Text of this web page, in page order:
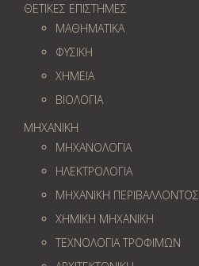
ΘΕΤΙΚΕΣ ΕΠΙΣΤΗΜΕΣ
ΜΑΘΗΜΑΤΙΚΑ
ΦΥΣΙΚΗ
ΧΗΜΕΙΑ
ΒΙΟΛΟΓΙΑ
ΜΗΧΑΝΙΚΗ
ΜΗΧΑΝΟΛΟΓΙΑ
ΗΛΕΚΤΡΟΛΟΓΙΑ
ΜΗΧΑΝΙΚΗ ΠΕΡΙΒΑΛΛΟΝΤΟΣ
ΧΗΜΙΚΗ ΜΗΧΑΝΙΚΗ
ΤΕΧΝΟΛΟΓΙΑ ΤΡΟΦΙΜΩΝ